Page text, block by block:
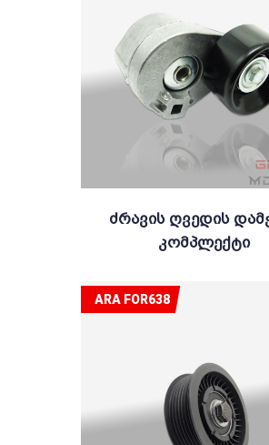
Ძრავის Ღვედის
Კომპლექტი
ARA FOR638